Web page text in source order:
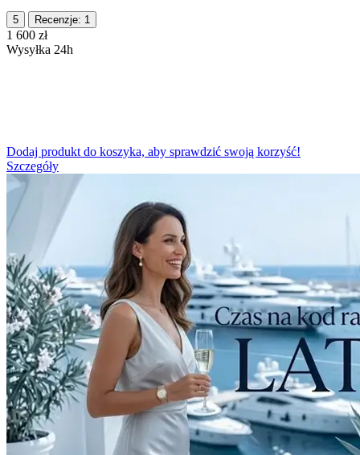
5 Recenzje: 1
‍1 600‍ zł
Wysyłka 24h
Dodaj produkt do koszyka, aby sprawdzić swoją korzyść!
Szczegóły